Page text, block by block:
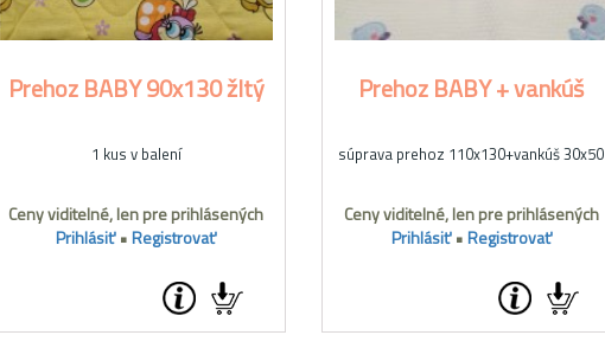
Prehoz BABY 90x130 žltý
1 kus v balení
Ceny viditelné, len pre prihlásených
Prihlásiť•Registrovať
Prehoz BABY + vankúš
súprava prehoz 110x130+vankúš 30x50
Ceny viditelné, len pre prihlásených
Prihlásiť•Registrovať